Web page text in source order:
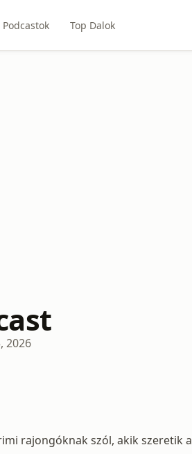
Podcastok Top Dalok
2026
rajongóknak szól, akik szeretik a